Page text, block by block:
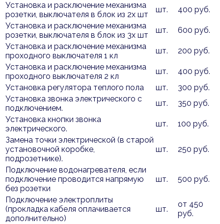
Установка и расключение механизма
розетки, выключателя в блок из 2х шт
шт.
400 руб.
Установка и расключение механизма
розетки, выключателя в блок из 3х шт
шт.
600 руб.
Установка и расключение механизма
проходного выключателя 1 кл
шт.
200 руб.
Установка и расключение механизма
проходного выключателя 2 кл
шт.
400 руб.
Установка регулятора теплого пола
шт.
300 руб.
Установка звонка электрического с
подключением.
шт.
350 руб.
Установка кнопки звонка
электрического.
шт.
100 руб.
Замена точки электрической (в старой
установочной коробке,
подрозетнике).
шт. 250 руб.
Подключение водонагревателя, если
подключение проводится напрямую
без розетки
шт. 500 руб.
Подключение электроплиты
(прокладка кабеля оплачивается
дополнительно)
шт.
от 450
руб.